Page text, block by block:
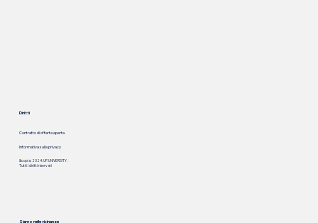
Diritti
Contratto di offerta aperta
Informativa sulla privacy
&copia; 2024. UP.UNIVERSITY.
Tutti i diritti riservati
Siamo nelle vicinanze